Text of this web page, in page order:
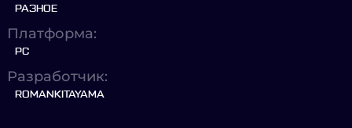
РАЗНОЕ
Платформа:
PC
Разработчик:
ROMANKITAYAMA